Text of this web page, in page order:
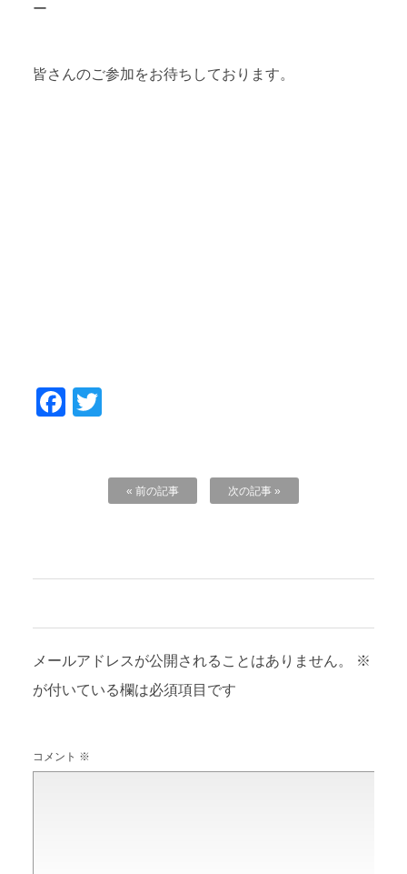
ー
皆さんのご参加をお待ちしております。
Facebook
« 前の記事 次の記事 »
メールアドレスが公開されることはありません。
※
が付いている欄は必須項目です
コメント ※